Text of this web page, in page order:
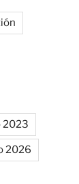
2023
2026